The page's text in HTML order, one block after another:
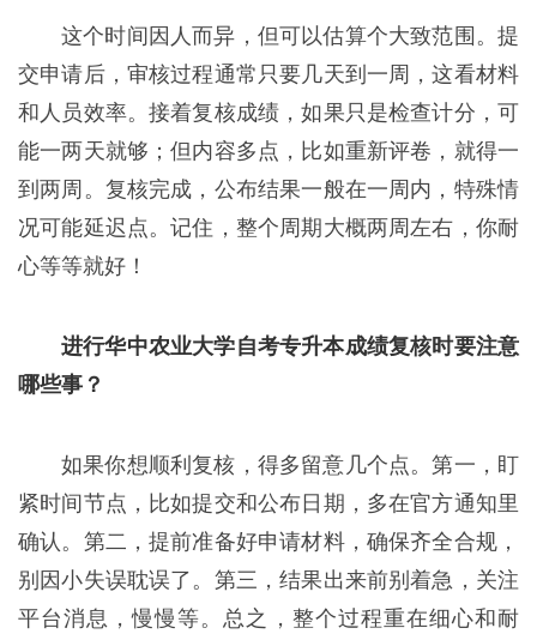
这个时间因人而异，但可以估算个大致范围。提
交申请后，审核过程通常只要几天到一周，这看材料
和人员效率。接着复核成绩，如果只是检查计分，可
能一两天就够；但内容多点，比如重新评卷，就得一
到两周。复核完成，公布结果一般在一周内，特殊情
况可能延迟点。记住，整个周期大概两周左右，你耐
心等等就好！
进行华中农业大学自考专升本成绩复核时要注意
哪些事？
如果你想顺利复核，得多留意几个点。第一，盯
紧时间节点，比如提交和公布日期，多在官方通知里
确认。第二，提前准备好申请材料，确保齐全合规，
别因小失误耽误了。第三，结果出来前别着急，关注
平台消息，慢慢等。总之，整个过程重在细心和耐